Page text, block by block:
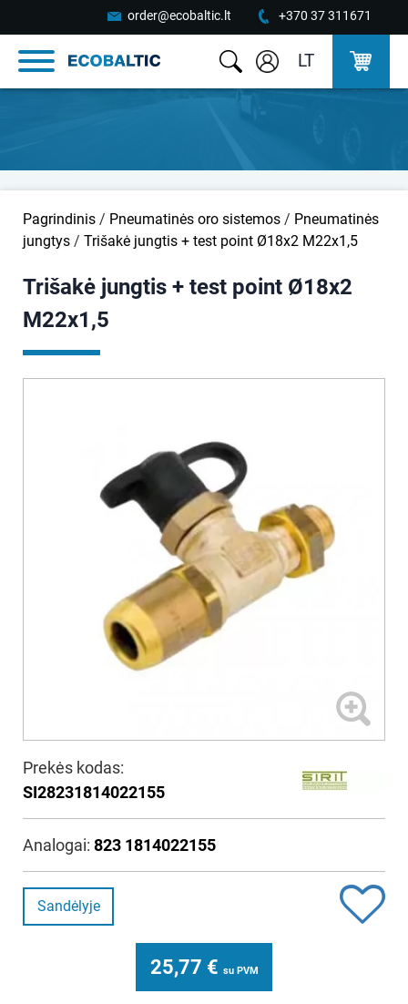
order@ecobaltic.lt +370 37 311671
LT
Pagrindinis / Pneumatinės oro sistemos / Pneumatinės
jungtys / Trišakė jungtis + test point Ø18x2 M22x1,5
Trišakė jungtis + test point Ø18x2
M22x1,5
Prekės kodas:
SI28231814022155
Analogai: 823 1814022155
Sandėlyje
25,77 € su PVM